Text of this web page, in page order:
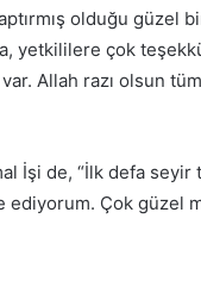
olduğu güzel
yetkililere çok
Allah razı olsun
İşi de, “İlk defa
Çok güzel